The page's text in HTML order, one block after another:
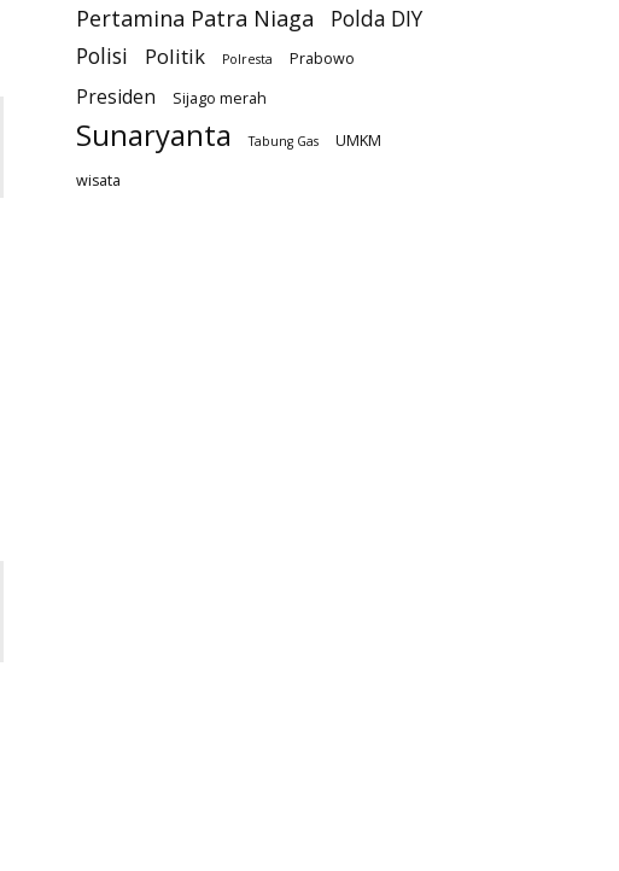
Pertamina Patra Niaga
Polda DIY
Polisi
Politik Polresta Prabowo
Presiden Sijago merah
Sunaryanta Tabung Gas
UMKM
wisata